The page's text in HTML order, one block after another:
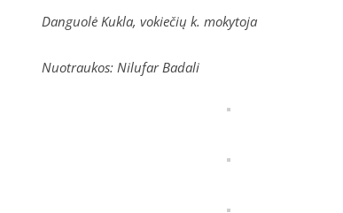
Danguolė Kukla, vokiečių k. mokytoja
Nuotraukos: Nilufar Badali